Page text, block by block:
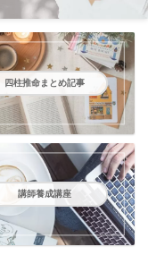
四柱推命まとめ記事
講師養成講座